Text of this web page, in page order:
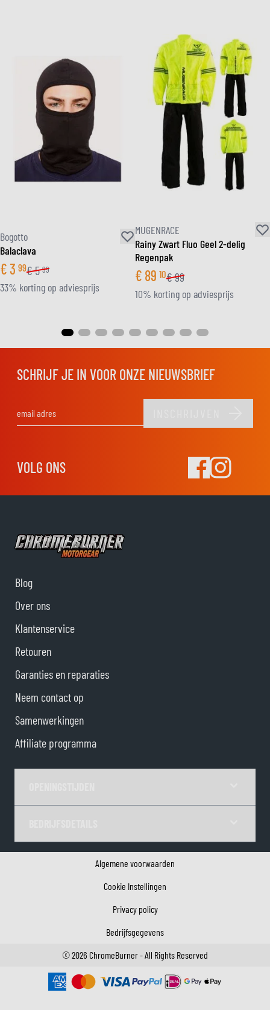
Bogotto
Balaclava
€3 99€5 99
33% korting op adviesprijs
MUGENRACE
Rainy Zwart Fluo Geel 2-delig
Regenpak
€ 89 10€99
10% korting op adviesprijs
SCHRIJF JE IN VOOR ONZE NIEUWSBRIEF
VOLG ONS
Blog
Over ons
Klantenservice
Retouren
Garanties en reparaties
Neem contact op
Samenwerkingen
Affiliate programma
Algemene voorwaarden
Cookie Instellingen
Privacy policy
Bedrijfsgegevens
©2026 ChromeBurner - All Rights Reserved